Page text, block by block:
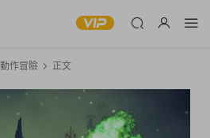
動作冒險 正文